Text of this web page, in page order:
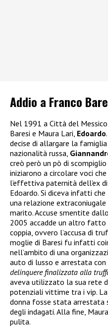
Addio a Franco
Nel 1991 a Città del
Baresi e Maura Lari, Edoardo
decise di allargare la
nazionalità russa,
creò però un pò di
iniziarono a circolare voci
l’effettiva paternità dell’ex
Edoardo. Si diceva infatti
una relazione
marito. Accuse smentite
2005 accadde un altro fatto
coppia, ovvero l’accusa di
moglie di Baresi fu infatti
nell’ambito di una
auto di lusso e arrestata con
delinquere finalizzata alla
aveva utilizzato la sua rete
potenziali vittime tra i vip.
donna fosse stata arrestata
degli indagati. Alla fine,
pulita.